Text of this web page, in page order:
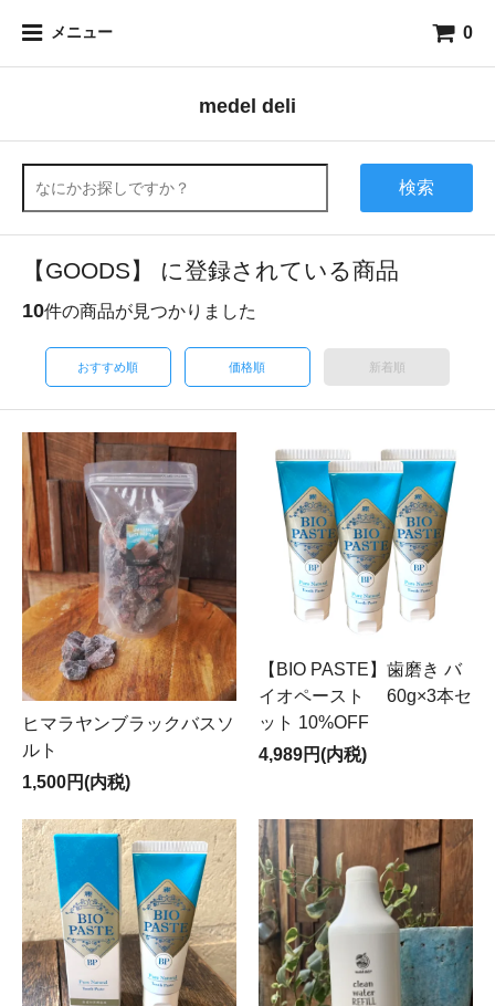
メニュー 0
medel deli
検索
【GOODS】 に登録されている商品
10件の商品が見つかりました
おすすめ順 価格順 新着順
ヒマラヤンブラックバスソ
ルト
1,500円(内税)
【BIO PASTE】歯磨き バ
イオペースト 60g×3本セ
ット 10%OFF
4,989円(内税)